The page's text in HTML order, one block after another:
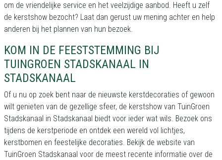
om de vriendelijke service en het veelzijdige aanbod. Heeft u zelf
de kerstshow bezocht? Laat dan gerust uw mening achter en help
anderen bij het plannen van hun bezoek.
KOM IN DE FEESTSTEMMING BIJ
TUINGROEN STADSKANAAL IN
STADSKANAAL
Of u nu op zoek bent naar de nieuwste kerstdecoraties of gewoon
wilt genieten van de gezellige sfeer, de kerstshow van TuinGroen
Stadskanaal in Stadskanaal biedt voor ieder wat wils. Bezoek ons
tijdens de kerstperiode en ontdek een wereld vol lichtjes,
kerstbomen en feestelijke decoraties. Bekijk de website van
TuinGroen Stadskanaal voor de meest recente informatie over de